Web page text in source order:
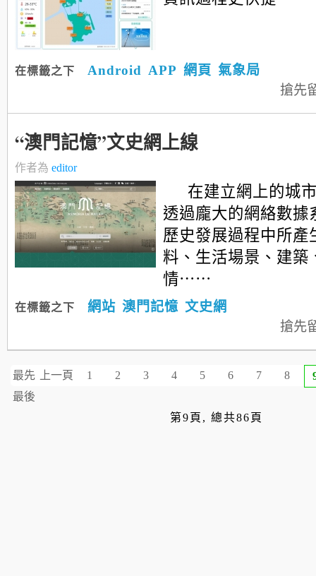
在標籤之下 Android APP 網頁 氣象局
搶先
“澳門記憶”文史網上線
作者為 editor
在建立網上的城
透過龐大的網絡數據
歷史發展過程中所產
料、生活場景、建築
情⋯⋯
在標籤之下 網站 澳門記憶 文史網
搶先
最先 上一頁 1 2 3 4 5 6 7 8
最後
第9頁, 總共86頁